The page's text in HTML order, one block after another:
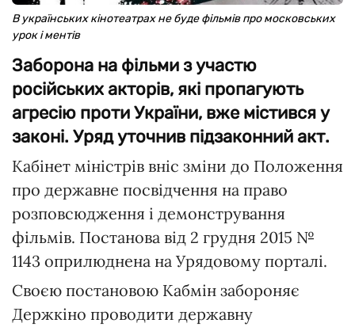
В українських кінотеатрах не буде фільмів про московських
урок і ментів
Заборона на фільми з участю
російських акторів, які пропагують
агресію проти України, вже містився у
законі. Уряд уточнив підзаконний акт.
Кабінет міністрів вніс зміни до Положення
про державне посвідчення на право
розповсюдження і демонстрування
фільмів. Постанова від 2 грудня 2015 №
1143 оприлюднена на Урядовому порталі.
Своєю постановою Кабмін забороняє
Держкіно проводити державну